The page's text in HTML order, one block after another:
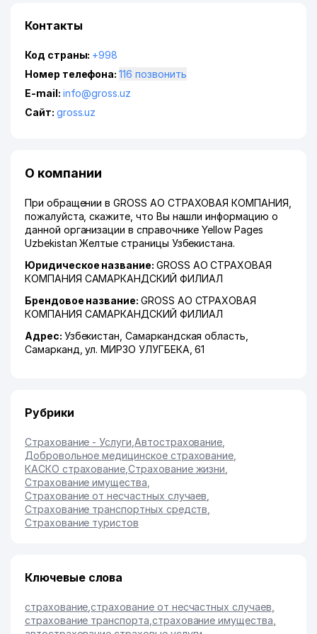
Контакты
Код страны: +998
Номер телефона:116 позвонить
E-mail: info@gross.uz
Сайт: gross.uz
О компании
При обращении в GROSS АО СТРАХОВАЯ КОМПАНИЯ,
пожалуйста, скажите, что Вы нашли информацию о
данной организации в справочнике Yellow Pages
Uzbekistan Желтые страницы Узбекистана.
Юридическое название: GROSS АО СТРАХОВАЯ
КОМПАНИЯ САМАРКАНДСКИЙ ФИЛИАЛ
Брендовое название: GROSS АО СТРАХОВАЯ
КОМПАНИЯ САМАРКАНДСКИЙ ФИЛИАЛ
Адрес: Узбекистан,Самаркандская область
Самарканд ,ул. МИРЗО УЛУГБЕКА , 61
Рубрики
Страхование - Услуги Автострахование
Добровольное медицинское страхование
КАСКО страхование ,Страхование жизни
Страхование имущества
Страхование от несчастных случаев
Страхование транспортных средств
Страхование туристов
Ключевые слова
страхование ,страхование от несчастных случаев
страхование транспорта страхование имущества